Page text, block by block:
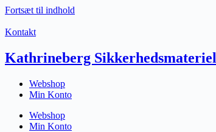
Fortsæt til indhold
Kontakt
Kathrineberg Sikkerhedsmateriel
Webshop
Min Konto
Webshop
Min Konto